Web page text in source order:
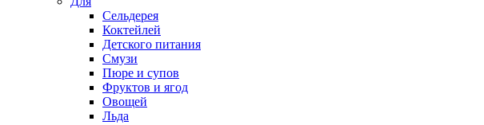
Сельдерея
Коктейлей
Детского питания
Смузи
Пюре и супов
Фруктов и ягод
Овощей
Льда